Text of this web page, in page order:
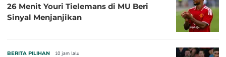
26 Menit Youri Tielemans di MU Beri
Sinyal Menjanjikan
BERITA PILIHAN 10 jam lalu